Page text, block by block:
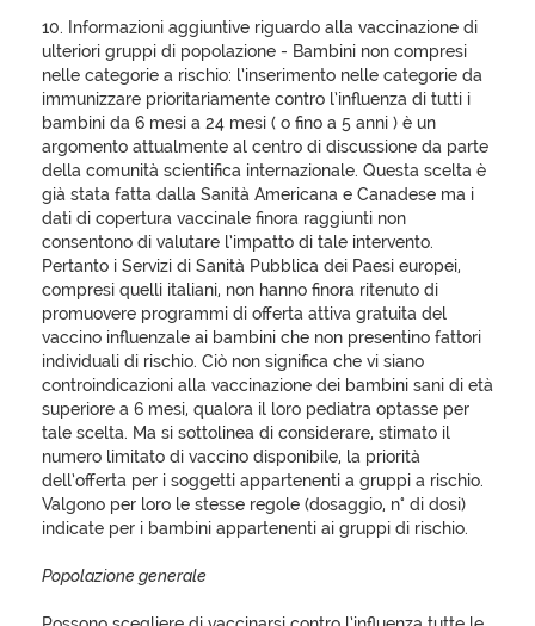
10. Informazioni aggiuntive riguardo alla vaccinazione di
ulteriori gruppi di popolazione - Bambini non compresi
nelle categorie a rischio: l’inserimento nelle categorie da
immunizzare prioritariamente contro l’influenza di tutti i
bambini da 6 mesi a 24 mesi ( o fino a 5 anni ) è un
argomento attualmente al centro di discussione da parte
della comunità scientifica internazionale. Questa scelta è
già stata fatta dalla Sanità Americana e Canadese ma i
dati di copertura vaccinale finora raggiunti non
consentono di valutare l’impatto di tale intervento.
Pertanto i Servizi di Sanità Pubblica dei Paesi europei,
compresi quelli italiani, non hanno finora ritenuto di
promuovere programmi di offerta attiva gratuita del
vaccino influenzale ai bambini che non presentino fattori
individuali di rischio. Ciò non significa che vi siano
controindicazioni alla vaccinazione dei bambini sani di età
superiore a 6 mesi, qualora il loro pediatra optasse per
tale scelta. Ma si sottolinea di considerare, stimato il
numero limitato di vaccino disponibile, la priorità
dell’offerta per i soggetti appartenenti a gruppi a rischio.
Valgono per loro le stesse regole (dosaggio, n° di dosi)
indicate per i bambini appartenenti ai gruppi di rischio.
Popolazione generale